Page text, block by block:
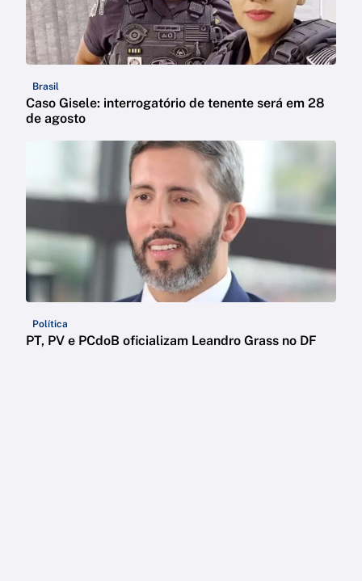
Brasil
Caso Gisele: interrogatório de tenente será em 28
de agosto
Política
PT, PV e PCdoB oficializam Leandro Grass no DF